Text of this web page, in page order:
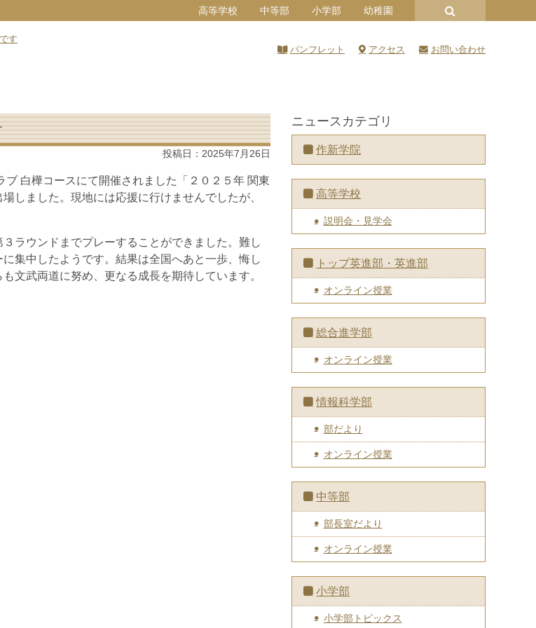
高等学校 中等部 小学部 幼稚園
す
パンフレット
アクセス お問い合わせ
投稿日： 2025年7月26日
白樺コースにて開催されました「２０２５年 関東
しました。現地には応援に行けませんでしたが、
ラウンドまでプレーすることができました。難し
集中したようです。結果は全国へあと一歩、悔し
文武両道に努め、更なる成長を期待しています。
ニュースカテゴリ
作新学院
高等学校
説明会・見学会
トップ英進部・英進部
オンライン授業
総合進学部
オンライン授業
情報科学部
部だより
オンライン授業
中等部
部長室だより
オンライン授業
小学部
小学部トピックス